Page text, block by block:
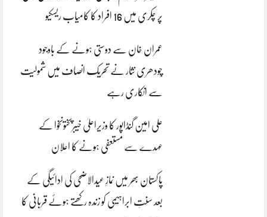
پر چکری میں 16 افراد کا کامیاب ریسکیو
عمران خان سے دوستی ہونے کے باوجود
چودھری نثار نے تحریک انصاف میں شمولیت
سے انکاری رہے
علی امین گنڈاپور کا وزیراعلیٰ خیبرپختونخوا کے
عہدے سے مستعفی ہونے کا اعلان
پاکستان بھر میں نمازِ عیدالاضحی کی ادائیگی کے
بعد سنتِ ابراہیمی کو زندہ رکھتے ہوئے قربانی کا